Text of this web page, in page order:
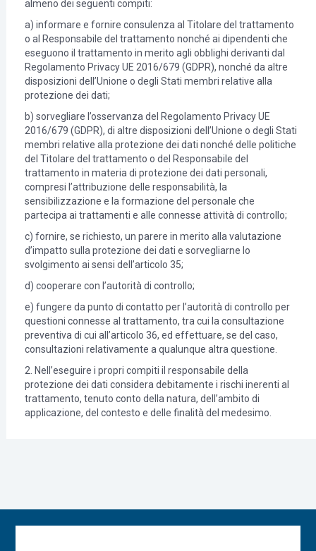
almeno dei seguenti compiti:
a) informare e fornire consulenza al Titolare del trattamento
o al Responsabile del trattamento nonché ai dipendenti che
eseguono il trattamento in merito agli obblighi derivanti dal
Regolamento Privacy UE 2016/679 (GDPR), nonché da altre
disposizioni dell’Unione o degli Stati membri relative alla
protezione dei dati;
b) sorvegliare l’osservanza del Regolamento Privacy UE
2016/679 (GDPR), di altre disposizioni dell’Unione o degli Stati
membri relative alla protezione dei dati nonché delle politiche
del Titolare del trattamento o del Responsabile del
trattamento in materia di protezione dei dati personali,
compresi l’attribuzione delle responsabilità, la
sensibilizzazione e la formazione del personale che
partecipa ai trattamenti e alle connesse attività di controllo;
c) fornire, se richiesto, un parere in merito alla valutazione
d’impatto sulla protezione dei dati e sorvegliarne lo
svolgimento ai sensi dell’articolo 35;
d) cooperare con l’autorità di controllo;
e) fungere da punto di contatto per l’autorità di controllo per
questioni connesse al trattamento, tra cui la consultazione
preventiva di cui all’articolo 36, ed effettuare, se del caso,
consultazioni relativamente a qualunque altra questione.
2. Nell’eseguire i propri compiti il responsabile della
protezione dei dati considera debitamente i rischi inerenti al
trattamento, tenuto conto della natura, dell’ambito di
applicazione, del contesto e delle finalità del medesimo.